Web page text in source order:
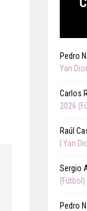
Pedro
Yan
Carlos
2026
Raúl
| Yan
Sergio
Pedro